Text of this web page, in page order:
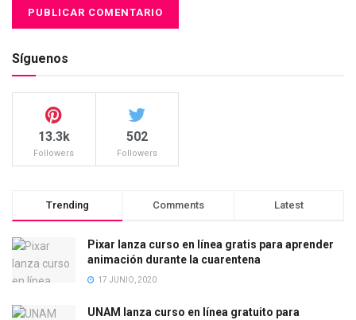
Síguenos
13.3k
Followers
502
Followers
Trending Comments Latest
Pixar lanza curso en línea gratis para aprender
animación durante la cuarentena
17 JUNIO, 2020
UNAM lanza curso en línea gratuito para